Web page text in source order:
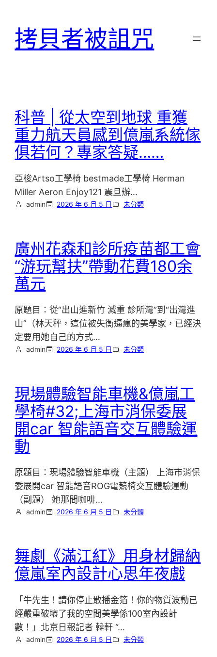
拷貝者被詛咒
科普 | 從太空到地球 重獲
重力航天員感到億嵐系統傢
俱若何？專家答疑……
亞梭Artso工學椅 bestmade工學椅 Herman
Miller Aeron Enjoy121 震旦辦…
admin 2026 年 6 月 5 日 未分類
廣州花森和診所疫苗都工會
“游玩幫扶”帶動花費180余
萬元
原題目：從“出山進新竹 減重 診所灣”到“出灣進
山”（林天秤，這位被失衡逼瘋的美學家，已經決
定要用她自己的方式…
admin 2026 年 6 月 5 日 未分類
現場體驗智能車機&億嵐工
學椅#32;上海市消保委展
開car 智能語音交互體驗運
動
原題目：現場體驗智能車機（主題） 上海市消保
委展開car 智能語音ROG電競椅交互體驗運動
（副題） 她那間咖啡…
admin 2026 年 6 月 5 日 未分類
舞劇《滿江紅》用身材歸納
億嵐室內設計心思年夜戲
「牛先生！請你停止散播金箔！你的物質波動已
經嚴重破壞了我的空間美學係100室內設計
數！」北京日報記者 韓軒 “…
admin 2026 年 6 月 5 日 未分類